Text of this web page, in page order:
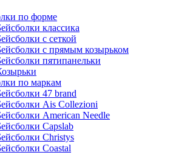
по форме
классика
с сеткой
с прямым козырьком
пятипанельки
по маркам
47 brand
Ais Collezioni
American Needle
Capslab
Christys
Coastal